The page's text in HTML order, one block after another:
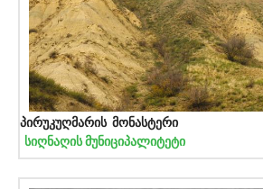
პირუკუღმარის მონასტერი
სიღნაღის მუნიციპალიტეტი